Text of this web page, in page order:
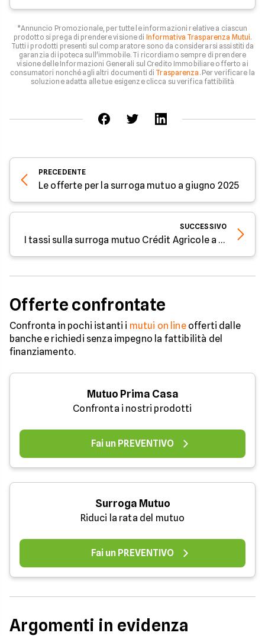
*Annuncio Promozionale, per tutte le informazioni relative a ciascun
prodotto si prega di prendere visione di Informativa Trasparenza Mutui.
Tutti i prodotti presenti sul comparatore sono da considerarsi assistiti da
garanzia di ipoteca sull'immobile. Ti ricordiamo sempre di prendere
visione delle Informazioni Generali sul Credito Immobiliare offerto ai
consumatori nonché agli altri documenti di Trasparenza . Per verificare la
soluzione adatta alle tue esigenze clicca su verifica fattibilità
PRECEDENTE
Le offerte per la surroga mutuo a giugno 2025
SUCCESSIVO
I tassi sulla surroga mutuo Crédit Agricole a giugno 2025
Offerte confrontate
Confronta in pochi istanti i mutui on lineofferti dalle
banche e richiedi senza impegno la fattibilità del
finanziamento.
Mutuo Prima Casa
Confronta i nostri prodotti
Fai un PREVENTIVO
Surroga Mutuo
Riduci la rata del mutuo
Fai un PREVENTIVO
Argomenti in evidenza